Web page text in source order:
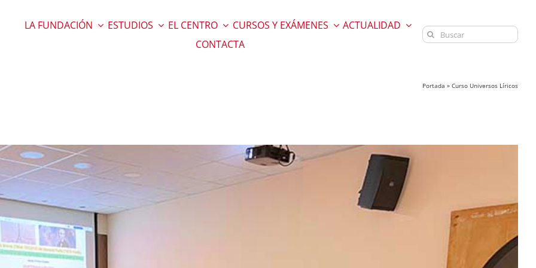
LA FUNDACIÓN ESTUDIOS EL CENTRO CURSOS Y EXÁMENES
ACTUALIDAD
CONTACTA
Buscar:
Portada » Curso Universos Líricos